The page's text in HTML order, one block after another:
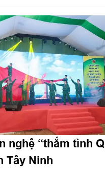
Đồng Nai.
nghệ “thắm tình
Tây Ninh